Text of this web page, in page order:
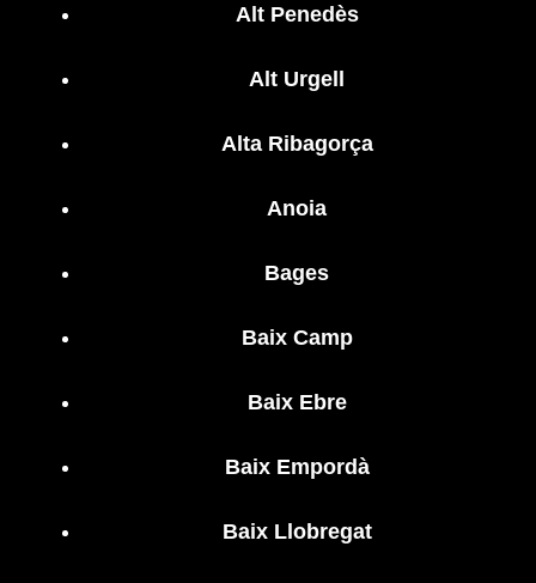
Alt Penedès
Alt Urgell
Alta Ribagorça
Anoia
Bages
Baix Camp
Baix Ebre
Baix Empordà
Baix Llobregat